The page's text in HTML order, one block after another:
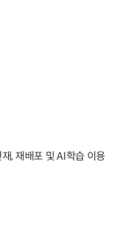
, 재배포 및 AI학습 이용